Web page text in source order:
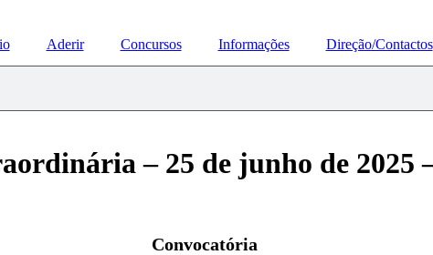
Aderir Concursos Informações Direção/Contactos
– 25 de junho de 2025
Convocatória